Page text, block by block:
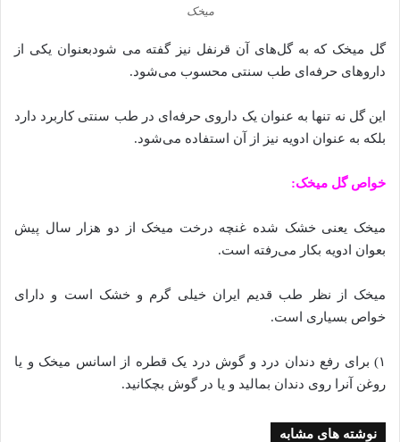
میخک
گل میخک که به گل‌های آن قرنفل نیز گفته می شودبعنوان یکی از
داروهای حرفه‌ای طب سنتی محسوب می‌شود.
این گل نه تنها به عنوان یک داروی حرفه‌ای در طب سنتی کاربرد دارد
بلکه به عنوان ادویه نیز از آن استفاده می‌شود.
خواص گل میخک:
میخک یعنی خشک شده غنچه درخت میخک از دو هزار سال پیش
بعوان ادویه بکار می‌رفته است.
میخک از نظر طب قدیم ایران خیلی گرم و خشک است و دارای
خواص بسیاری است.
۱) برای رفع دندان درد و گوش درد یک قطره از اسانس میخک و یا
روغن آنرا روی دندان بمالید و یا در گوش بچکانید.
نوشته های مشابه